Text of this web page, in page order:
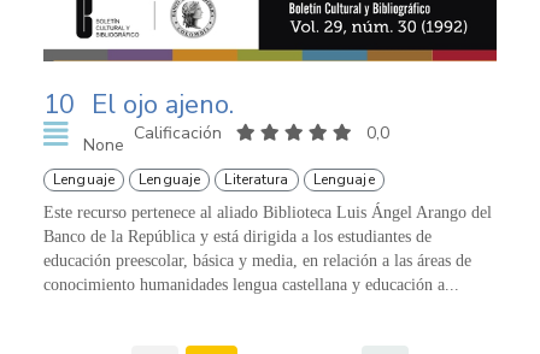
10 El ojo ajeno.
None
Calificación 0,0
Lenguaje Lenguaje Literatura Lenguaje
Este recurso pertenece al aliado Biblioteca Luis Ángel Arango del
Banco de la República y está dirigida a los estudiantes de
educación preescolar, básica y media, en relación a las áreas de
conocimiento humanidades lengua castellana y educación a...